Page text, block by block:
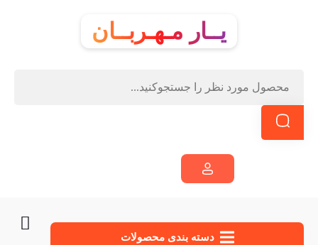
یــار مـهـربــان
دسته‌ بندی محصولات